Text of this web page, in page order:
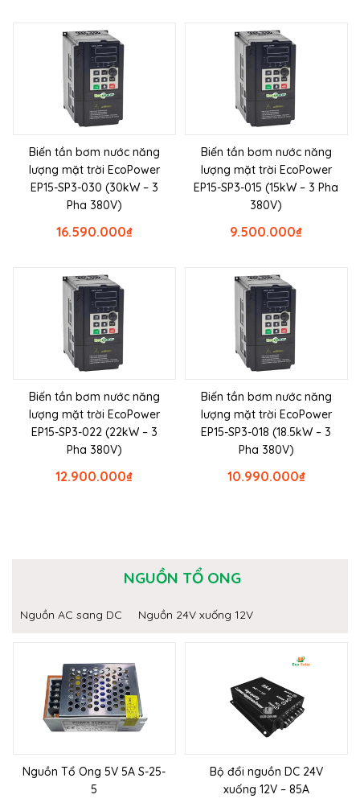
Biến tần bơm nước năng
lượng mặt trời EcoPower
EP15-SP3-030 (30kW – 3
Pha 380V)
₫
16.590.000
Biến tần bơm nước năng
lượng mặt trời EcoPower
EP15-SP3-015 (15kW – 3 Pha
380V)
₫
9.500.000
Biến tần bơm nước năng
lượng mặt trời EcoPower
EP15-SP3-022 (22kW – 3
Pha 380V)
₫
12.900.000
Biến tần bơm nước năng
lượng mặt trời EcoPower
EP15-SP3-018 (18.5kW – 3
Pha 380V)
₫
10.990.000
NGUỒN TỔ ONG
Nguồn AC sang DC Nguồn 24V xuống 12V
Nguồn Tổ Ong 5V 5A S-25-
5
Bộ đổi nguồn DC 24V
xuống 12V – 85A